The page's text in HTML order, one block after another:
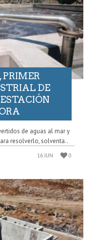
DE
de aguas al mar y
resolverlo, solventa..
16 JUN 0